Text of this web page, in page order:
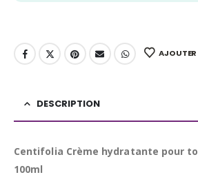
AJOUTER
DESCRIPTION
Centifolia Crème hydratante pour
100ml